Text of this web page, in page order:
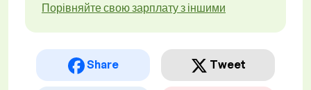
Порівняйте свою зарплату з іншими
Share Tweet